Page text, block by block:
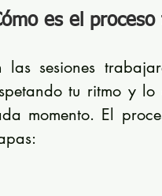
es el
las sesiones
tu ritmo y
momento. El